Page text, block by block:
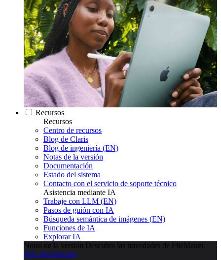
Recursos
Recursos
Centro de recursos
Blog de Claris
Blog de ingeniería (EN)
Notas de la versión
Documentación
Estado del sistema
Contacto con el servicio de soporte técnico
Asistencia mediante IA
Trabaje con LLM (EN)
Pasos de guión con IA
Búsqueda semántica de imágenes (EN)
Funciones de IA
Explorar IA
Notas de la versión Descubra las novedades de FileMaker.
Más información